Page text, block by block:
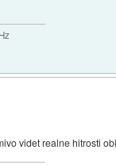
videt realne hitrosti